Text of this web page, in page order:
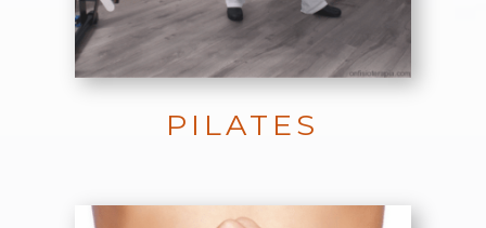
PILATES